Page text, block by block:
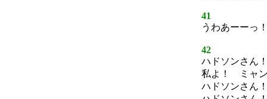
41
うわあーーっ
42
ハドソンさん
私よ！ ミャ
ハドソンさん